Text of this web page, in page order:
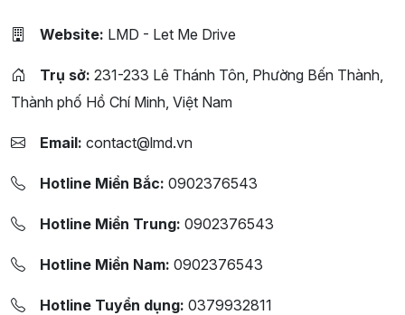
Website: LMD - Let Me Drive
Trụ sở: 231-233 Lê Thánh Tôn, Phường Bến Thành,
Thành phố Hồ Chí Minh, Việt Nam
Email: contact@lmd.vn
Hotline Miền Bắc: 0902376543
Hotline Miền Trung: 0902376543
Hotline Miền Nam: 0902376543
Hotline Tuyển dụng: 0379932811